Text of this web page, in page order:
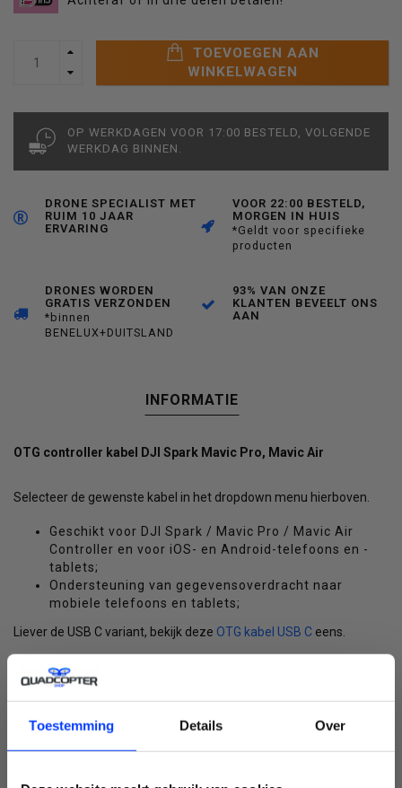
Toestemming Details Over
TOEVOEGEN AAN
WINKELWAGEN
OP WERKDAGEN VOOR 17:00 BESTELD, VOLGENDE
WERKDAG BINNEN.
DRONE SPECIALIST MET
RUIM 10 JAAR
ERVARING
VOOR 22:00 BESTELD,
MORGEN IN HUIS
*Geldt voor specifieke
producten
DRONES WORDEN
GRATIS VERZONDEN
*binnen
BENELUX+DUITSLAND
93% VAN ONZE
KLANTEN BEVEELT ONS
AAN
INFORMATIE
OTG controller kabel DJI Spark Mavic Pro, Mavic Air
Selecteer de gewenste kabel in het dropdown menu hierboven.
Geschikt voor DJI Spark / Mavic Pro / Mavic Air
Controller en voor iOS- en Android-telefoons en -
tablets;
Ondersteuning van gegevensoverdracht naar
mobiele telefoons en tablets;
Liever de USB C variant, bekijk deze OTG kabel USB C eens.